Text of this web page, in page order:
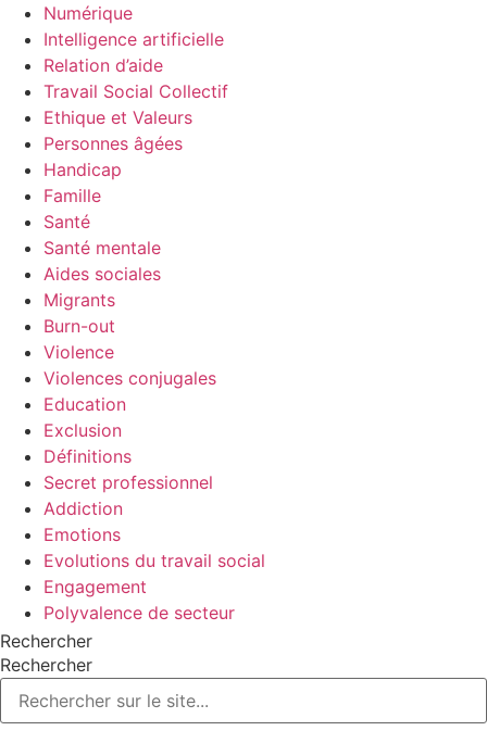
Numérique
Intelligence artificielle
Relation d’aide
Travail Social Collectif
Ethique et Valeurs
Personnes âgées
Handicap
Famille
Santé
Santé mentale
Aides sociales
Migrants
Burn-out
Violence
Violences conjugales
Education
Exclusion
Définitions
Secret professionnel
Addiction
Emotions
Evolutions du travail social
Engagement
Polyvalence de secteur
Rechercher
Rechercher